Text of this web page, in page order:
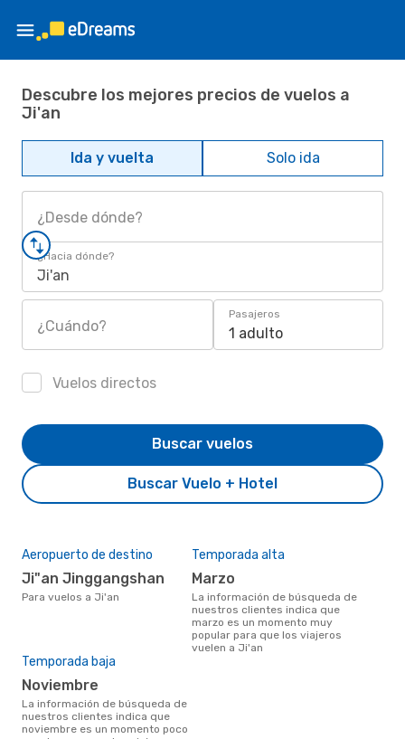
Descubre los mejores precios de vuelos a
Ji'an
Ida y vuelta Solo ida
¿Desde dónde?
¿Hacia dónde?
Ji'an
¿Cuándo?
Pasajeros
1 adulto
Vuelos directos
Buscar Vuelo + Hotel
Buscar vuelos
Aeropuerto de destino
Ji"an Jinggangshan
Para vuelos a Ji'an
Temporada alta
marzo
La información de búsqueda de
nuestros clientes indica que
marzo es un momento muy
popular para que los viajeros
vuelen a Ji'an
Temporada baja
noviembre
La información de búsqueda de
nuestros clientes indica que
noviembre es un momento poco